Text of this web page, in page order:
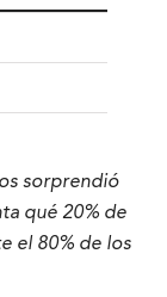
sorprendió
qué 20% de
el 80% de los